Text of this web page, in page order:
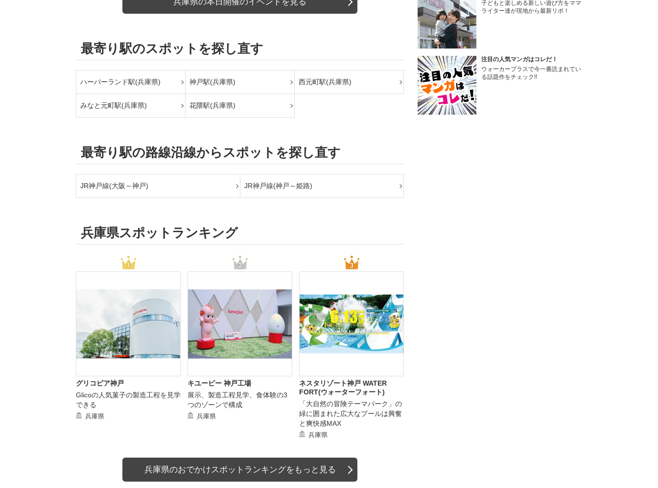
最寄り駅のスポットを探し直す
ハーバーランド駅(兵庫県) 神戸駅(兵庫県) 西元町駅(兵庫県)
みなと元町駅(兵庫県) 花隈駅(兵庫県)
最寄り駅の路線沿線からスポットを探し直す
JR神戸線(大阪～神戸) JR神戸線(神戸～姫路)
兵庫県スポットランキング
グリコピア神戸
Glicoの人気菓子の製造工程を見学
できる
兵庫県
キユーピー 神戸工場
展示、製造工程見学、食体験の3
つのゾーンで構成
兵庫県
ネスタリゾート神戸 WATER
FORT(ウォーターフォート)
「大自然の冒険テーマパーク」の
緑に囲まれた広大なプールは興奮
と爽快感MAX
兵庫県
兵庫県のおでかけスポットランキングをもっと見る
子どもと楽しめる新しい遊び方をママ
ライター達が現地から最新リポ！
注目の人気マンガはコレだ！
ウォーカープラスで今一番読まれてい
る話題作をチェック!!